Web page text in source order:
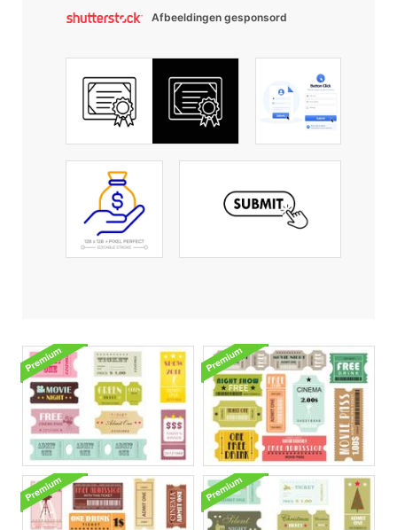
Afbeeldingen gesponsord